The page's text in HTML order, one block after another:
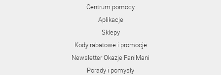
Centrum pomocy
Aplikacje
Sklepy
Kody rabatowe i promocje
Newsletter Okazje FaniMani
Porady i pomysły